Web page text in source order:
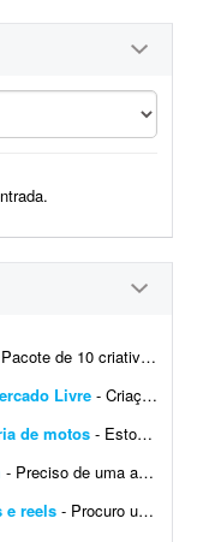
criativos que convertem para Meta Ads. Os criativos serão feitos para uma fotógrafa. Nada contra quem usa IA para fazer os criativos. Mas se você só trabalh...
Livre - Criação de imagens para anunciar produtos no Mercado Livre. Serão anunciados 30 produtos. Para cada produto, gerar: - 4 fotos do produto - 1 foto contextual com o fundo relaci...
de motos - Estou procurando um designer para desenvolver um modelo de criativo no Canva (preferencialmente) para anúncios de motos de uma concessionária/revenda. O objetivo é criar um la...
- Preciso de uma arte para um totem de papel (200 cm x 56 cm). Basicamente replicar esta arte, sem uso de ChatGPT. A arte será destinada à impressão no totem nas dimensõe...
e reels - Procuro um designer criativo para definir um estilo de edição para meus posts e Reels. Já tenho uma ideia das cores e da tipografia que quero utilizar e preciso de algué...